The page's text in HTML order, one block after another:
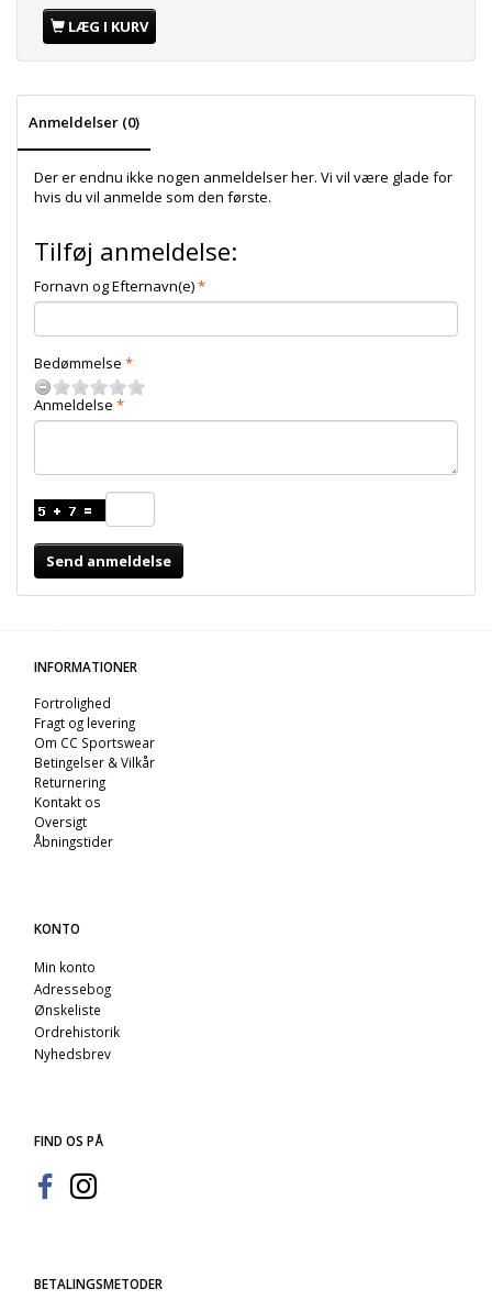
LÆG I KURV
Anmeldelser (0)
Der er endnu ikke nogen anmeldelser her. Vi vil være glade for
hvis du vil anmelde som den første.
Tilføj anmeldelse:
Fornavn og Efternavn(e)
Bedømmelse
Anmeldelse
Send anmeldelse
INFORMATIONER
Fortrolighed
Fragt og levering
Om CC Sportswear
Betingelser & Vilkår
Returnering
Kontakt os
Oversigt
Åbningstider
KONTO
Min konto
Adressebog
Ønskeliste
Ordrehistorik
Nyhedsbrev
FIND OS PÅ
BETALINGSMETODER